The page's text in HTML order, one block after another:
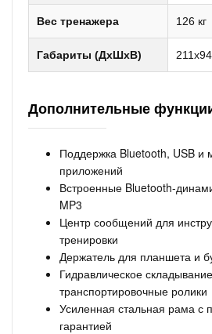
Вес тренажера 126 кг
Габариты (ДхШхВ)
Дополнительные
Поддержка Bluetooth, USB и
приложений
Встроенные Bluetooth-
MP3
Центр сообщений для
тренировки
Держатель для планшета и
Гидравлическое
транспортировочные ролики
Усиленная стальная рама с
гарантией